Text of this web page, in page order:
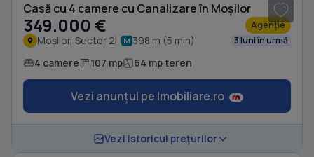
Casă cu 4 camere cu Canalizare în Moșilor
349.000 € Agenție
Moșilor, Sector 2 398 m (5 min) 3 luni în urmă
4 camere 107 mp 64 mp teren
Vezi anunțul pe Imobiliare.ro
Vezi istoricul prețurilor